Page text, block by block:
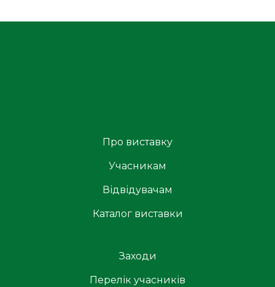
Про виставку
Учасникам
Відвідувачам
Каталог виставки
Заходи
Перелік учасників